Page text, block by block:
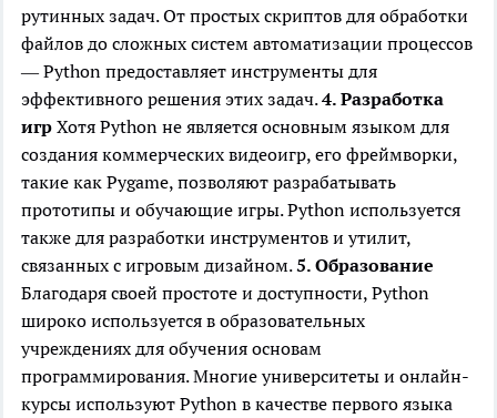
рутинных задач. От простых скриптов для обработки
файлов до сложных систем автоматизации процессов
— Python предоставляет инструменты для
эффективного решения этих задач.4. Разработка
игр Хотя Python не является основным языком для
создания коммерческих видеоигр, его фреймворки,
такие как Pygame, позволяют разрабатывать
прототипы и обучающие игры. Python используется
также для разработки инструментов и утилит,
связанных с игровым дизайном.5. Образование
Благодаря своей простоте и доступности, Python
широко используется в образовательных
учреждениях для обучения основам
программирования. Многие университеты и онлайн-
курсы используют Python в качестве первого языка